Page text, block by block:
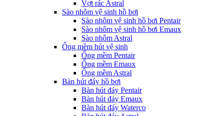
Vợt rác Astral
Sào nhôm vệ sinh hồ bơi
Sào nhôm vệ sinh hồ bơi Pentair
Sào nhôm vệ sinh hồ bơi Emaux
Sào nhôm Astral
Ống mềm hút vệ sinh
Ống mềm Pentair
Ống mềm Emaux
Ống mềm Astral
Bàn hút đáy hồ bơi
Bàn hút đáy Pentair
Bàn hút đáy Emaux
Bàn hút đáy Waterco